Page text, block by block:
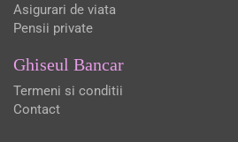
Asigurari de viata
Pensii private
Ghiseul Bancar
Termeni si conditii
Contact